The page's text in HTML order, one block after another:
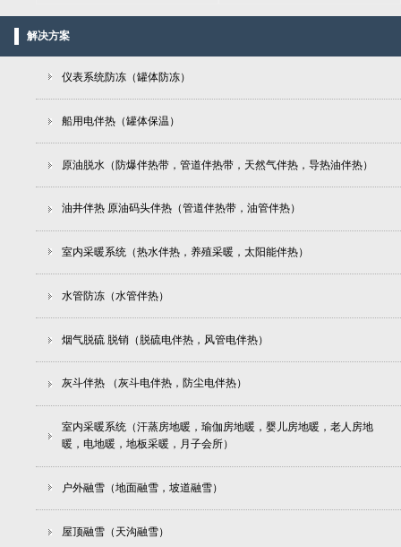
解决方案
仪表系统防冻（罐体防冻）
船用电伴热（罐体保温）
原油脱水（防爆伴热带，管道伴热带，天然气伴热，导热油伴热）
油井伴热 原油码头伴热（管道伴热带，油管伴热）
室内采暖系统（热水伴热，养殖采暖，太阳能伴热）
水管防冻（水管伴热）
烟气脱硫 脱销（脱硫电伴热，风管电伴热）
灰斗伴热 （灰斗电伴热，防尘电伴热）
室内采暖系统（汗蒸房地暖，瑜伽房地暖，婴儿房地暖，老人房地
暖，电地暖，地板采暖，月子会所）
户外融雪（地面融雪，坡道融雪）
屋顶融雪（天沟融雪）